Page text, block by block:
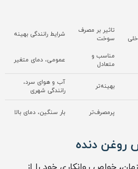
تاثیر بر مصرف
سوخت
شرایط رانندگی بهینه
مناسب و
متعادل
عمومی، دمای متغیر
بهینه‌تر
آب و هوای سرد،
رانندگی شهری
پرمصرف‌تر بار سنگین، دمای بالا
روغن دنده